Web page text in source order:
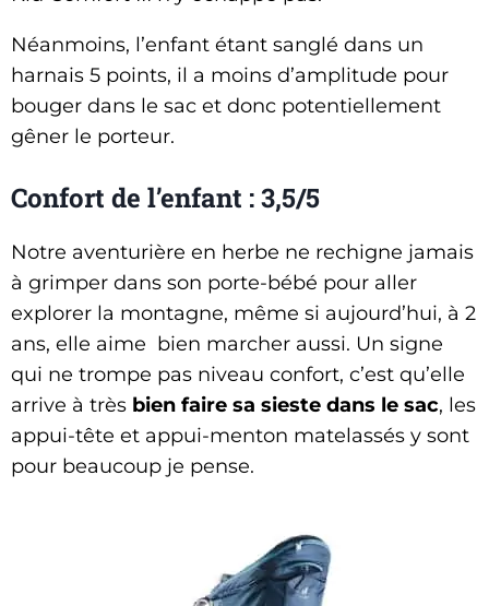
Néanmoins, l’enfant étant sanglé dans un
harnais 5 points, il a moins d’amplitude pour
bouger dans le sac et donc potentiellement
gêner le porteur.
Confort de l’enfant : 3,5/5
Notre aventurière en herbe ne rechigne jamais
à grimper dans son porte-bébé pour aller
explorer la montagne, même si aujourd’hui, à 2
ans, elle aime bien marcher aussi. Un signe
qui ne trompe pas niveau confort, c’est qu’elle
arrive à très bien faire sa sieste dans le sac, les
appui-tête et appui-menton matelassés y sont
pour beaucoup je pense.